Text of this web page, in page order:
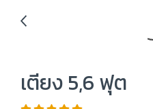
เตียง 5,6 ฟุต